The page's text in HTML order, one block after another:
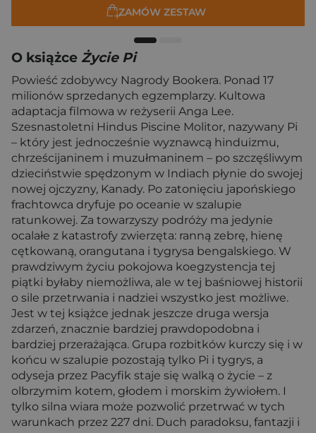
ZAMÓW ZESTAW
O książce Życie Pi
Powieść zdobywcy Nagrody Bookera. Ponad 17
milionów sprzedanych egzemplarzy. Kultowa
adaptacja filmowa w reżyserii Anga Lee.
Szesnastoletni Hindus Piscine Molitor, nazywany Pi
– który jest jednocześnie wyznawcą hinduizmu,
chrześcijaninem i muzułmaninem – po szczęśliwym
dzieciństwie spędzonym w Indiach płynie do swojej
nowej ojczyzny, Kanady. Po zatonięciu japońskiego
frachtowca dryfuje po oceanie w szalupie
ratunkowej. Za towarzyszy podróży ma jedynie
ocalałe z katastrofy zwierzęta: ranną zebrę, hienę
cętkowaną, orangutana i tygrysa bengalskiego. W
prawdziwym życiu pokojowa koegzystencja tej
piątki byłaby niemożliwa, ale w tej baśniowej historii
o sile przetrwania i nadziei wszystko jest możliwe.
Jest w tej książce jednak jeszcze druga wersja
zdarzeń, znacznie bardziej prawdopodobna i
bardziej przerażająca. Grupa rozbitków kurczy się i w
końcu w szalupie pozostają tylko Pi i tygrys, a
odyseja przez Pacyfik staje się walką o życie – z
olbrzymim kotem, głodem i morskim żywiołem. I
tylko silna wiara może pozwolić przetrwać w tych
warunkach przez 227 dni. Duch paradoksu, fantazji i